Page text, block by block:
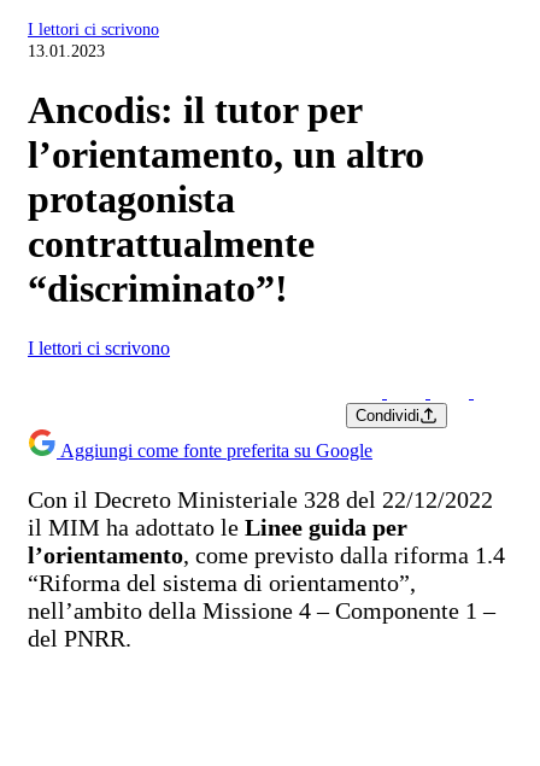
I lettori ci scrivono
13.01.2023
Ancodis: il tutor per
l’orientamento, un altro
protagonista
contrattualmente
“discriminato”!
I lettori ci scrivono
Condividi
Aggiungi come fonte preferita su Google
Con il Decreto Ministeriale 328 del 22/12/2022
il MIM ha adottato le Linee guida per
l’orientamento, come previsto dalla riforma 1.4
“Riforma del sistema di orientamento”,
nell’ambito della Missione 4 – Componente 1 –
del PNRR.